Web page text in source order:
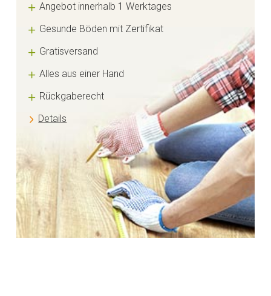
Angebot innerhalb 1 Werktages
Gesunde Böden mit Zertifikat
Gratisversand
Alles aus einer Hand
Rückgaberecht
Details